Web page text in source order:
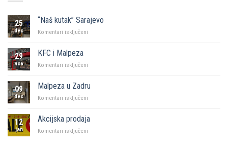
25
dec
“Naš kutak” Sarajevo
Komentari isključeni
29
nov
KFC i Malpeza
Komentari isključeni
Malpeza
09
dec
Malpeza u Zadru
Komentari isključeni
Zadru
12
jan
Akcijska prodaja
Komentari isključeni